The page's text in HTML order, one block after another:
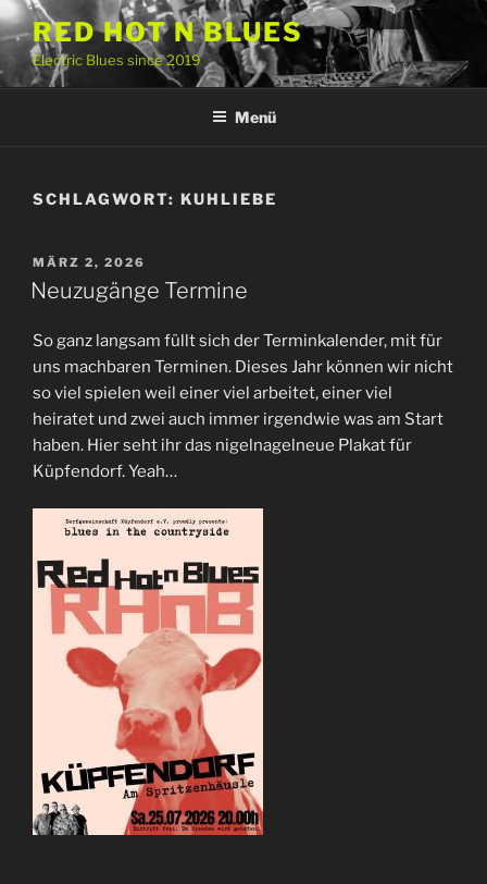
Zum
Inhalt
springen
RED HOT N BLUES
Electric Blues since 2019
Menü
SCHLAGWORT: KUHLIEBE
VERÖFFENTLICHT
AM
MÄRZ 2, 2026
Neuzugänge Termine
So ganz langsam füllt sich der Terminkalender, mit für
uns machbaren Terminen. Dieses Jahr können wir nicht
so viel spielen weil einer viel arbeitet, einer viel
heiratet und zwei auch immer irgendwie was am Start
haben. Hier seht ihr das nigelnagelneue Plakat für
Küpfendorf. Yeah…